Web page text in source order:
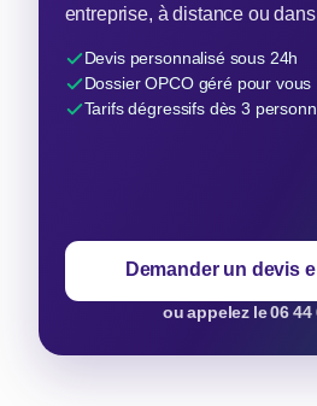
entreprise, à distance ou
Devis personnalisé sous 24h
Dossier OPCO géré pour vous
Tarifs dégressifs dès 3
Demander un devis
ou appelez le 06 44